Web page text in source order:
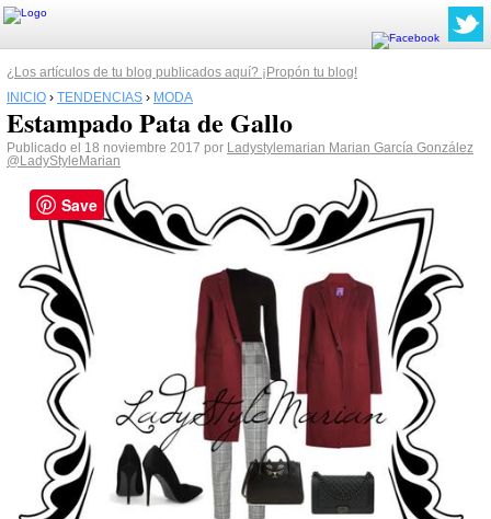
¿Los artículos de tu blog publicados aquí? ¡Propón tu blog!
INICIO › TENDENCIAS › MODA
Estampado Pata de Gallo
Publicado el 18 noviembre 2017 por Ladystylemarian Marian García González
@LadyStyleMarian
Save